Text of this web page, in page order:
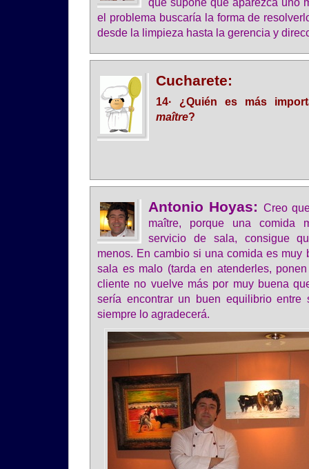
el problema buscaría la forma de
desde la limpieza hasta la gerencia y
Cucharete:
14· ¿Quién es más
maître?
Antonio Hoyas: Creo
maître, porque una comida
servicio de sala, consigue
menos. En cambio si una comida es muy
sala es malo (tarda en atenderles,
cliente no vuelve más por muy buena
sería encontrar un buen equilibrio
siempre lo agradecerá.